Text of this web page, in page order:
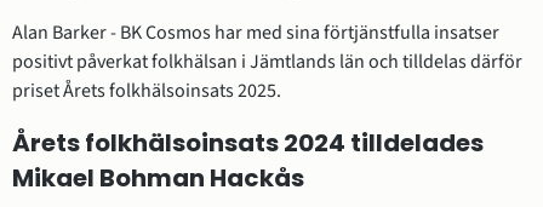
Alan Barker - BK Cosmos har med sina förtjänstfulla insatser
positivt påverkat folkhälsan i Jämtlands län och tilldelas därför
priset Årets folkhälsoinsats 2025.
Årets folkhälsoinsats 2024 tilldelades
Mikael Bohman Hackås